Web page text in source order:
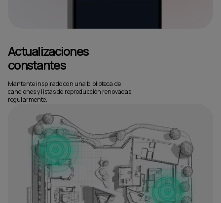
Actualizaciones
constantes
Mantente inspirado con una biblioteca de
canciones y listas de reproducción renovadas
regularmente.